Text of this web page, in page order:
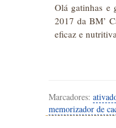
Olá gatinhas e
2017 da BM’
eficaz e
Marcadores:
memorizador de